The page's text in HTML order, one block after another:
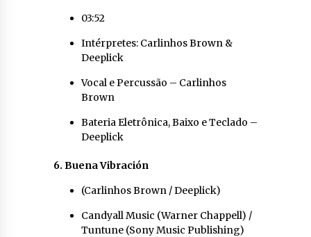
03:52
Intérpretes: Carlinhos Brown &
Deeplick
Vocal e Percussão – Carlinhos
Brown
Bateria Eletrônica, Baixo e Teclado –
Deeplick
6. Buena Vibración
(Carlinhos Brown / Deeplick)
Candyall Music (Warner Chappell) /
Tuntune (Sony Music Publishing)